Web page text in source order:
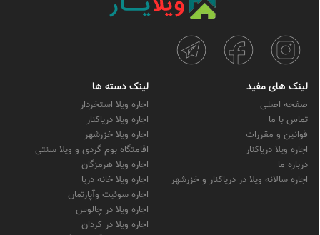
لینک های مفید
صفحه اصلی
تماس با ما
قوانین و مقررات
اجاره ویلا دریاکنار
درباره ما
اجاره سالانه ویلا در دریاکنار و خزرشهر
لینک دسته ها
اجاره ویلا استخردار
اجاره ویلا دریاکنار
اجاره ویلا خزرشهر
اقامتگاه بوم گردی و ویلا سنتی
اجاره ویلا هرمزگان
اجاره ویلا خانه دریا
اجاره سوئیت وآپارتمان
اجاره ویلا در چالوس
اجاره ویلا در کردان